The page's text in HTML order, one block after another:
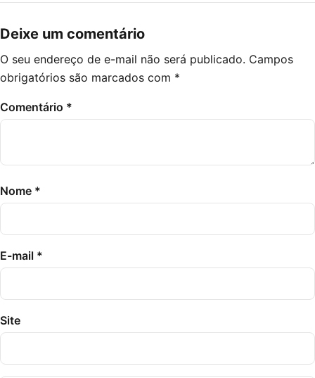
Deixe um comentário
O seu endereço de e-mail não será publicado. Campos
obrigatórios são marcados com *
Comentário *
Nome *
E-mail *
Site